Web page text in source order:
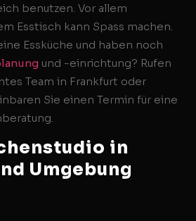
benutzen. Vor allem
Esstisch kann Spass machen.
Essküche und haben noch
und -einrichtung? Rufen
Team in Frankfurt oder
Sie einen Termin für eine
in
Umgebung